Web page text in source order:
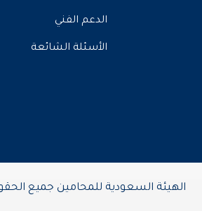
الدعم الفني
الأسئلة الشائعة
الهيئة السعودية للمحامين جميع الحقوق